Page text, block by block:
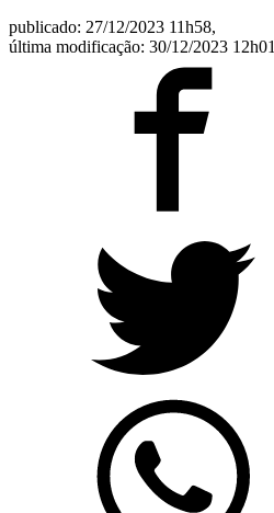
publicado: 27/12/2023 11h58,
última modificação: 30/12/2023 12h01